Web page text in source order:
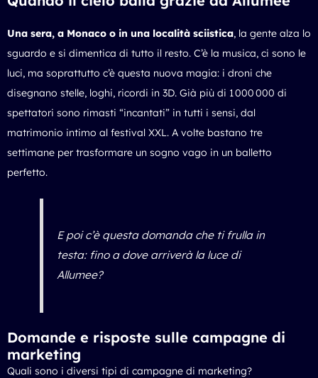
Una sera, a Monaco o in una località sciistica, la gente alza lo
sguardo e si dimentica di tutto il resto. C’è la musica, ci sono le
luci, ma soprattutto c’è questa nuova magia: i droni che
disegnano stelle, loghi, ricordi in 3D. Già più di 1 000 000 di
spettatori sono rimasti “incantati” in tutti i sensi, dal
matrimonio intimo al festival XXL. A volte bastano tre
settimane per trasformare un sogno vago in un balletto
perfetto.
E poi c’è questa domanda che ti frulla in
testa: fino a dove arriverà la luce di
Allumee?
Domande e risposte sulle campagne di
marketing
Quali sono i diversi tipi di campagne di marketing?